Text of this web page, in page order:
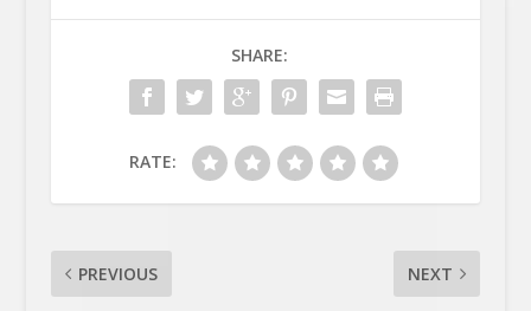
SHARE:
RATE:
PREVIOUS NEXT